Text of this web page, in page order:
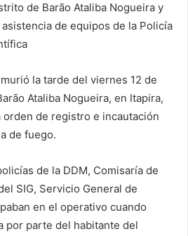
de Barão Ataliba Nogueira y
de equipos de la Policía
la tarde del viernes 12 de
Ataliba Nogueira, en Itapira,
orden de registro e incautación
de fuego.
de la DDM, Comisaría de
SIG, Servicio General de
en el operativo cuando
por parte del habitante del